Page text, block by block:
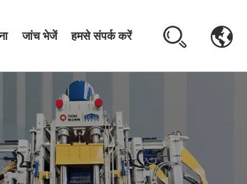
जांच भेजें हमसे संपर्क करें